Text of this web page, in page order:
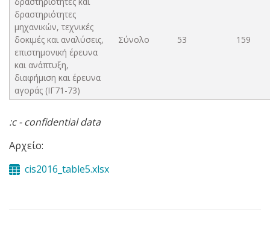
δραστηριότητες
μηχανικών, τεχνικές
δοκιμές και αναλύσεις,
επιστημονική έρευνα
και ανάπτυξη,
διαφήμιση και έρευνα
αγοράς (ΙΓ71-73)
Σύνολο 53 159
:c - confidential data
Αρχείο:
cis2016_table5.xlsx